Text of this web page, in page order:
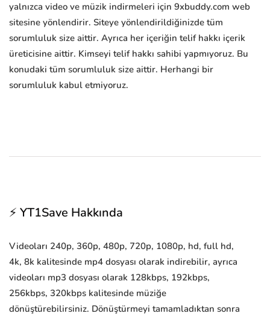
yalnızca video ve müzik indirmeleri için 9xbuddy.com web
sitesine yönlendirir. Siteye yönlendirildiğinizde tüm
sorumluluk size aittir. Ayrıca her içeriğin telif hakkı içerik
üreticisine aittir. Kimseyi telif hakkı sahibi yapmıyoruz. Bu
konudaki tüm sorumluluk size aittir. Herhangi bir
sorumluluk kabul etmiyoruz.
⚡ YT1Save Hakkında
Videoları 240p, 360p, 480p, 720p, 1080p, hd, full hd,
4k, 8k kalitesinde mp4 dosyası olarak indirebilir, ayrıca
videoları mp3 dosyası olarak 128kbps, 192kbps,
256kbps, 320kbps kalitesinde müziğe
dönüştürebilirsiniz. Dönüştürmeyi tamamladıktan sonra